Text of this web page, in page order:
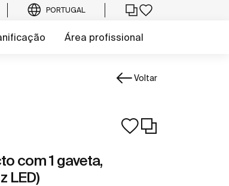
PORTUGAL
Área profissional
Voltar
com 1 gaveta,
LED)